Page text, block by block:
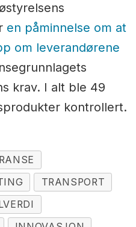
en påminnelse om at
om leverandørene
krav. I alt ble 49
kontrollert.
TRANSPORT